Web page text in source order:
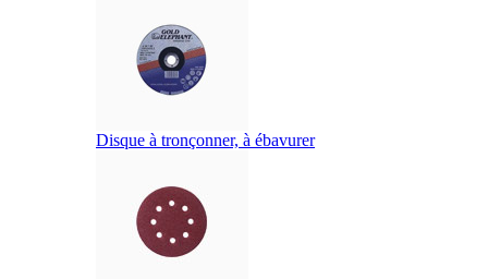
Disque à tronçonner, à ébavurer